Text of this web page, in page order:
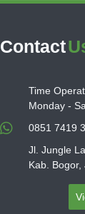
Contact
Time
Monday -
0851 7419
Jl. Jungle
Kab.